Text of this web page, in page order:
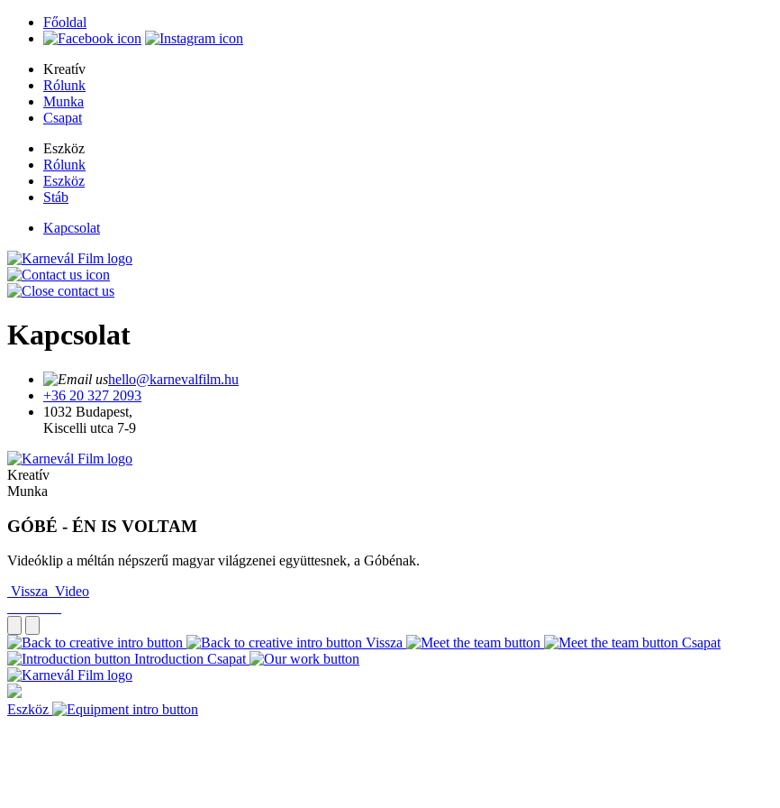
Főoldal
Kreatív
Rólunk
Munka
Csapat
Eszköz
Rólunk
Eszköz
Stáb
Kapcsolat
Kapcsolat
hello@karnevalfilm.hu
+36 20 327 2093
1032 Budapest,
Kiscelli utca 7-9
Kreatív
Munka
GÓBÉ - ÉN IS VOLTAM
Videóklip a méltán népszerű magyar világzenei együttesnek, a Góbénak.
Vissza Video
Vissza
Csapat
Introduction Csapat
Eszköz